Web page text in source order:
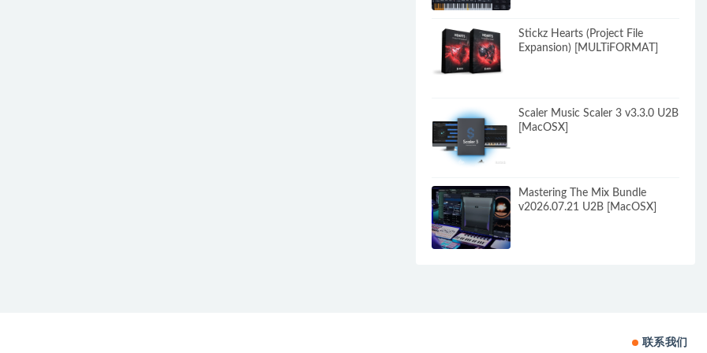
Stickz Hearts (Project File
Expansion) [MULTiFORMAT]
Scaler Music Scaler 3 v3.3.0 U2B
[MacOSX]
Mastering The Mix Bundle
v2026.07.21 U2B [MacOSX]
联系我们